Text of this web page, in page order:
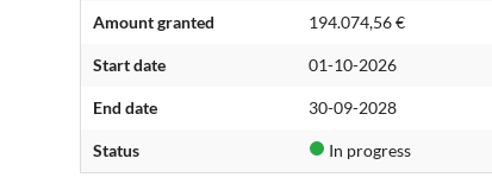
Amount granted 194.074,56 €
Start date 01-10-2026
End date 30-09-2028
Status In progress